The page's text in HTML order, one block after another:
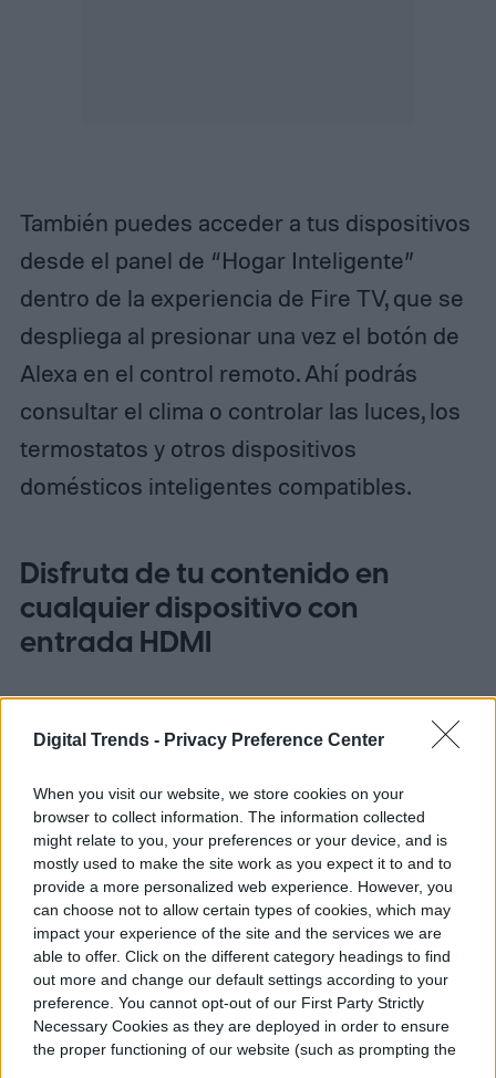
Digital Trends - Privacy Preference Center
When you visit our website, we store cookies on your
browser to collect information. The information collected
might relate to you, your preferences or your device, and is
mostly used to make the site work as you expect it to and to
provide a more personalized web experience. However, you
can choose not to allow certain types of cookies, which may
impact your experience of the site and the services we are
able to offer. Click on the different category headings to find
out more and change our default settings according to your
preference. You cannot opt-out of our First Party Strictly
Necessary Cookies as they are deployed in order to ensure
the proper functioning of our website (such as prompting the
También puedes acceder a tus dispositivos
desde el panel de “Hogar Inteligente”
dentro de la experiencia de Fire TV, que se
despliega al presionar una vez el botón de
Alexa en el control remoto. Ahí podrás
consultar el clima o controlar las luces, los
termostatos y otros dispositivos
domésticos inteligentes compatibles.
Disfruta de tu contenido en
cualquier dispositivo con
entrada HDMI
Imagen utilizada con permiso del titular de los derechos de autor